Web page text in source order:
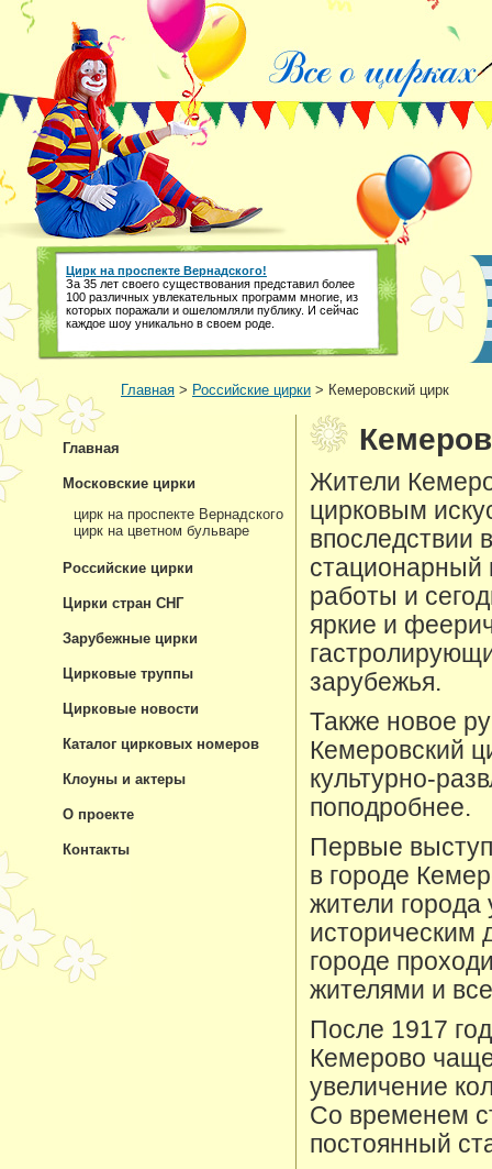
Цирк на проспекте Вернадского!
За 35 лет своего существования представил более
100 различных увлекательных программ многие, из
которых поражали и ошеломляли публику. И сейчас
каждое шоу уникально в своем роде.
Главная > Российские цирки > Кемеровский цирк
Жители
цирковым
впоследствии
стационарный
работы и
яркие и
зарубежья.
Также новое
Кемеровский
культурно-
поподробнее.
Первые
в городе
жители
историческим
городе
жителями и
После 1917
Кемерово
увеличение
Со временем
постоянный
Главная
Московские цирки
цирк на проспекте Вернадского
цирк на цветном бульваре
Российские цирки
Цирки стран СНГ
Зарубежные цирки
Цирковые труппы
Цирковые новости
Каталог цирковых номеров
Клоуны и актеры
О проекте
Контакты